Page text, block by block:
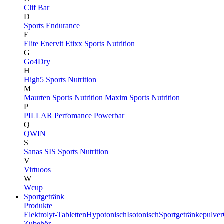
Clif Bar
D
Sports Endurance
E
Elite Enervit Etixx Sports Nutrition
G
Go4Dry
H
High5 Sports Nutrition
M
Maurten Sports Nutrition Maxim Sports Nutrition
P
PILLAR Perfomance Powerbar
Q
QWIN
S
Sanas SIS Sports Nutrition
V
Virtuoos
W
Wcup
Sportgetränk
Produkte
Elektrolyt-TablettenHypotonischIsotonischSportgetränkepulver